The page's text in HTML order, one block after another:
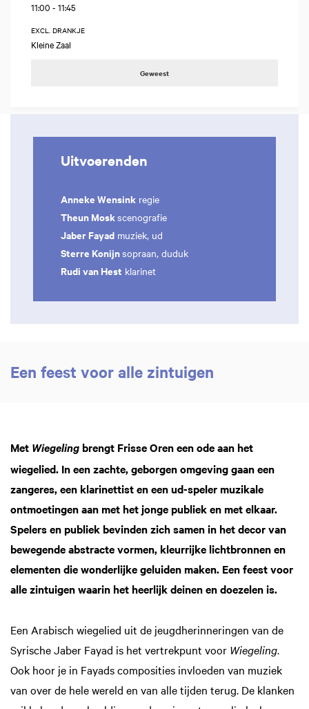
11:00 - 11:45
EXCL. DRANKJE
Kleine Zaal
Geweest
Uitvoerenden
Anneke Wensink regie
Theun Moskscenografie
Jaber Fayad muziek, ud
Sterre Konijnsopraan, duduk
Rudi van Hest klarinet
Een feest voor alle zintuigen
Met Wiegeling brengt Frisse Oren een ode aan het
wiegelied. In een zachte, geborgen omgeving gaan een
zangeres, een klarinettist en een ud-speler muzikale
ontmoetingen aan met het jonge publiek en met elkaar.
Spelers en publiek bevinden zich samen in het decor van
bewegende abstracte vormen, kleurrijke lichtbronnen en
elementen die wonderlijke geluiden maken. Een feest voor
alle zintuigen waarin het heerlijk deinen en doezelen is.
Een Arabisch wiegelied uit de jeugdherinneringen van de
Syrische Jaber Fayad is het vertrekpunt voor Wiegeling.
Ook hoor je in Fayads composities invloeden van muziek
van over de hele wereld en van alle tijden terug. De klanken